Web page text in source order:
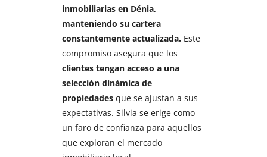
inmobiliarias en Dénia,
manteniendo su cartera
constantemente actualizada.Este
compromiso asegura que los
clientes tengan acceso a una
selección dinámica de
propiedadesque se ajustan a sus
expectativas. Silvia se erige como
un faro de confianza para aquellos
que exploran el mercado